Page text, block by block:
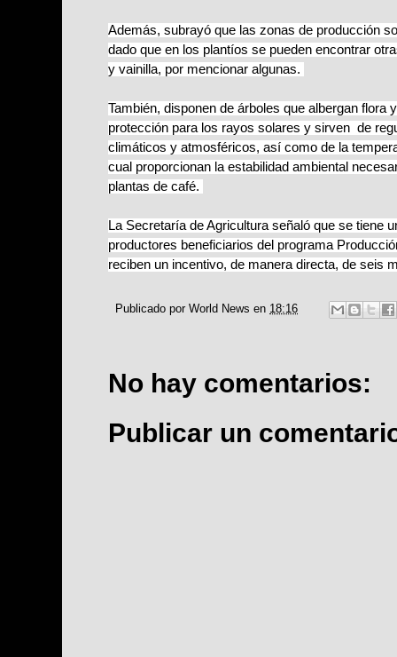
Además, subrayó que las zonas de producción
dado que en los plantíos se pueden encontrar
y vainilla, por mencionar algunas.
También, disponen de árboles que albergan flora
protección para los rayos solares y sirven de
climáticos y atmosféricos, así como de la
cual proporcionan la estabilidad ambiental
plantas de café.
La Secretaría de Agricultura señaló que se tiene
productores beneficiarios del programa
reciben un incentivo, de manera directa, de seis
Publicado por World News en 18:16
No hay comentarios:
Publicar un